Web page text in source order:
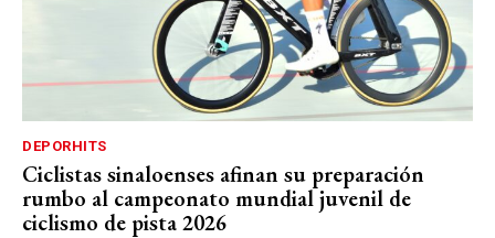
DEPORHITS
Ciclistas sinaloenses afinan su preparación
rumbo al campeonato mundial juvenil de
ciclismo de pista 2026